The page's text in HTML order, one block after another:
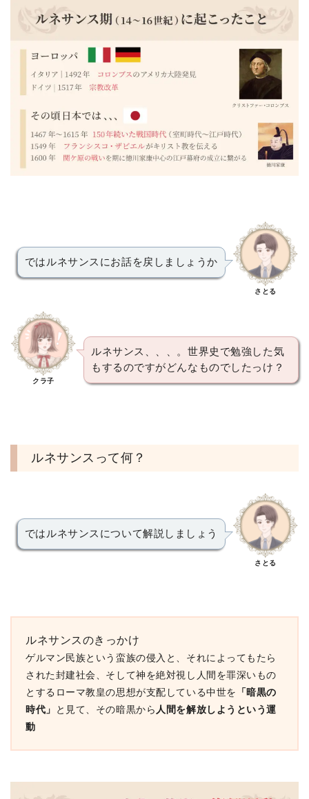
ではルネサンスにお話を戻しましょうか
さとる
クラ子
ルネサンス、、、。世界史で勉強した気
もするのですがどんなものでしたっけ？
ルネサンスって何？
ではルネサンスについて解説しましょう
さとる
ルネサンスのきっかけ
ゲルマン民族という蛮族の侵入と、それによってもたら
された封建社会、そして神を絶対視し人間を罪深いもの
とするローマ教皇の思想が支配している中世を
「暗黒の
時代」
と見て、その暗黒から 人間を解放しようという運
動